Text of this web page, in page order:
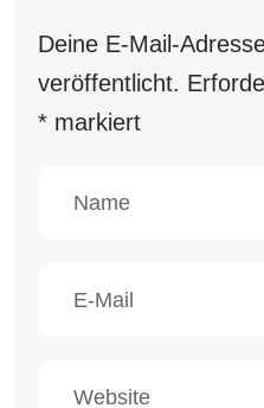
Deine E-Mail-
veröffentlicht.
* markiert